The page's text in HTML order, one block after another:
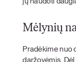
Mėlynių
Pradėkime nuo
daržovėmis.